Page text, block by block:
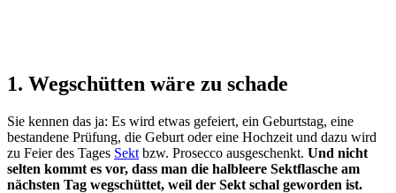
1. Wegschütten wäre zu schade
Sie kennen das ja: Es wird etwas gefeiert, ein Geburtstag, eine
bestandene Prüfung, die Geburt oder eine Hochzeit und dazu wird
zu Feier des Tages Sekt bzw. Prosecco ausgeschenkt. Und nicht
selten kommt es vor, dass man die halbleere Sektflasche am
nächsten Tag wegschüttet, weil der Sekt schal geworden ist.